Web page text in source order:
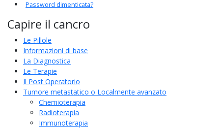
Password dimenticata?
Capire il cancro
Le Pillole
Informazioni di base
La Diagnostica
Le Terapie
Il Post Operatorio
Tumore metastatico o Localmente avanzato
Chemioterapia
Radioterapia
Immunoterapia